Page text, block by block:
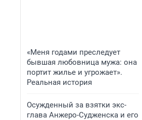
«Меня годами преследует
бывшая любовница мужа: она
портит жилье и угрожает».
Реальная история
Осужденный за взятки экс-
глава Анжеро-Судженска и его